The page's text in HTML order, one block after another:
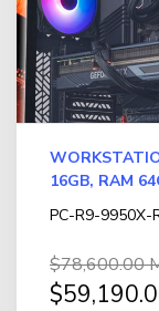
16GB, RAM
PC-R9-9950X-
$78,600.00